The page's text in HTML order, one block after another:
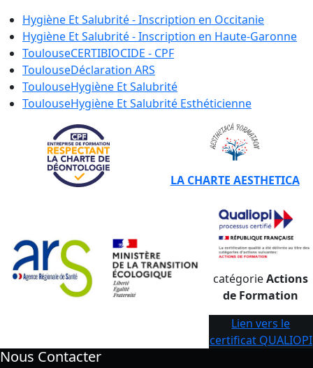
Hygiène Et Salubrité - Inscription en Occitanie
Hygiène Et Salubrité - Inscription en Haute-Garonne
ToulouseCERTIBIOCIDE - CPF
ToulouseDéclaration ARS
ToulouseHygiène Et Salubrité
ToulouseHygiène Et Salubrité Esthéticienne
LA CHARTE AESTHETICA
catégorieActions
de Formation
Lien vers le
certificat QUALIOPI
Nous Contacter